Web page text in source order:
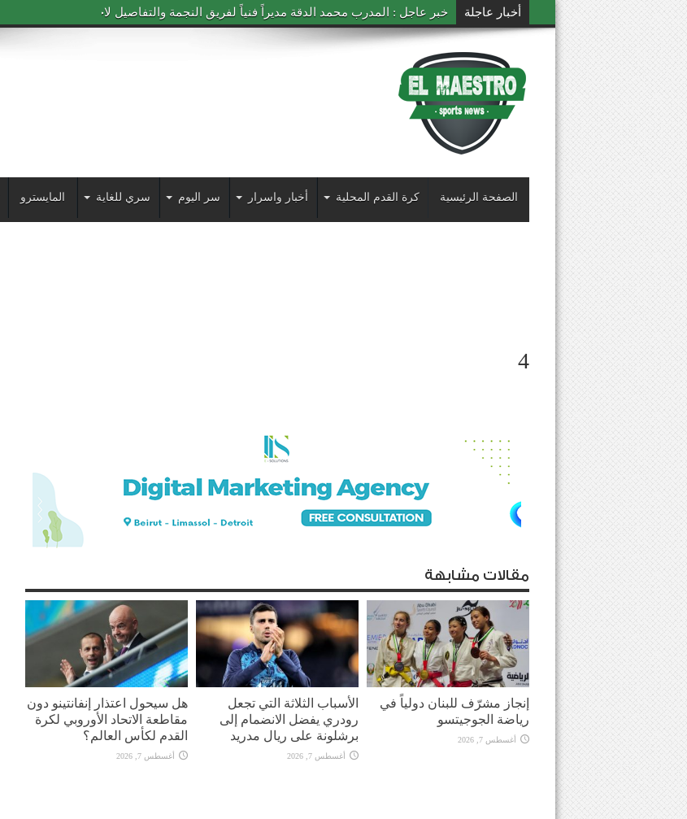
أخبار عاجلة خبر عاجل : المدرب محمد الدقة مديراً فنياً لفريق النجمة والتفاصيل لاحقاً
الصفحة الرئيسية كرة القدم المحلية أخبار واسرار سر اليوم سري للغاية المايسترو
4
مقالات مشابهة
إنجاز مشرّف للبنان دولياً في
رياضة الجوجيتسو
أغسطس 7, 2026
الأسباب الثلاثة التي تجعل
رودري يفضل الانضمام إلى
برشلونة على ريال مدريد
أغسطس 7, 2026
هل سيحول اعتذار إنفانتينو دون
مقاطعة الاتحاد الأوروبي لكرة
القدم لكأس العالم؟
أغسطس 7, 2026